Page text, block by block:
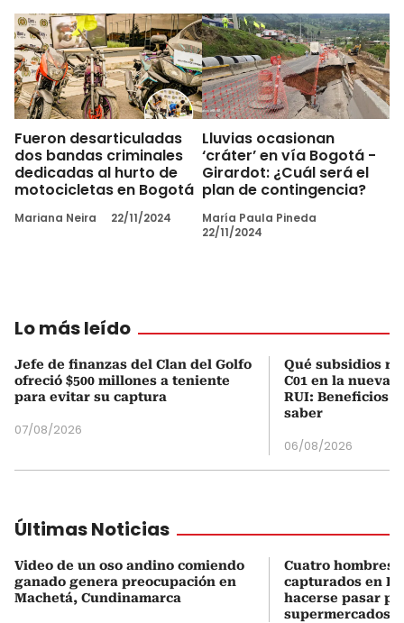
Fueron desarticuladas
dos bandas criminales
dedicadas al hurto de
motocicletas en Bogotá
Mariana Neira 22/11/2024
Lluvias ocasionan
‘cráter’ en vía Bogotá -
Girardot: ¿Cuál será el
plan de contingencia?
María Paula Pineda
22/11/2024
Lo más leído
Jefe de finanzas del Clan del Golfo
ofreció $500 millones a teniente
para evitar su captura
07/08/2026
Qué subsidios
C01 en la nueva
RUI: Beneficios
saber
06/08/2026
Últimas Noticias
Video de un oso andino comiendo
ganado genera preocupación en
Machetá, Cundinamarca
Cuatro hombres
capturados en
hacerse pasar
supermercados